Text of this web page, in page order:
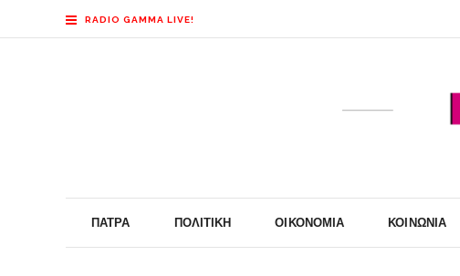
RADIO GAMMA LIVE!
ΠΆΤΡΑ ΠΟΛΙΤΙΚΉ ΟΙΚΟΝΟΜΊΑ ΚΟΙΝΩΝΊΑ